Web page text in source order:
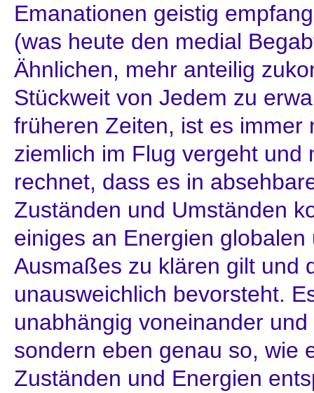
Emanationen geistig
(was heute den medial
Ähnlichen, mehr anteilig
Stückweit von Jedem zu
früheren Zeiten, ist es immer
ziemlich im Flug vergeht und
rechnet, dass es in
Zuständen und Umständen
einiges an Energien globalen
Ausmaßes zu klären gilt und
unausweichlich bevorsteht.
unabhängig voneinander
sondern eben genau so, wie
Zuständen und Energien